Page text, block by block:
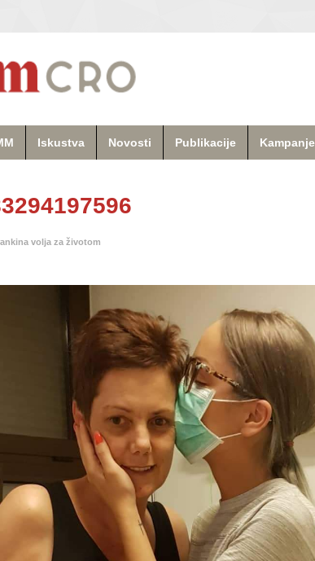
Iskustva Novosti Publikacije Kampanje
volja za životom